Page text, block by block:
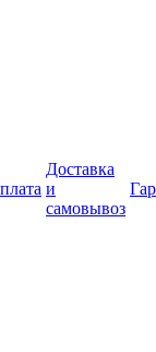
Доставка
и
самовывоз